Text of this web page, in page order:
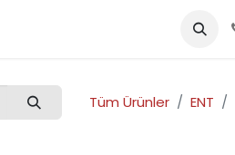
Tüm Ürünler ENT